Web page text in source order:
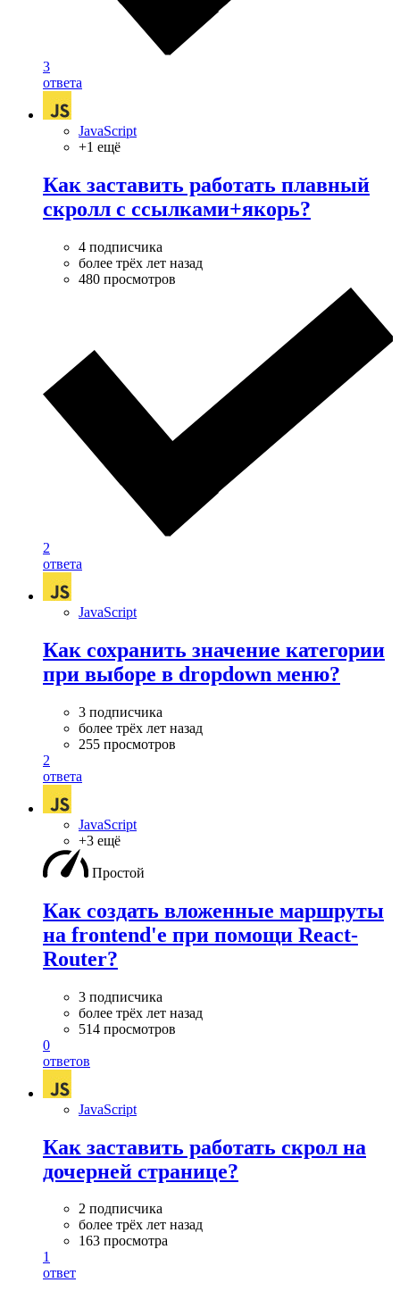
3
ответа
JavaScript
+1 ещё
Как заставить работать плавный
скролл с ссылками+якорь?
4 подписчика
более трёх лет назад
480 просмотров
2
ответа
JavaScript
Как сохранить значение категории
при выборе в dropdown меню?
3 подписчика
более трёх лет назад
255 просмотров
2
ответа
JavaScript
+3 ещё
Простой
Как создать вложенные маршруты
на frontend'е при помощи React-
Router?
3 подписчика
более трёх лет назад
514 просмотров
0
ответов
JavaScript
Как заставить работать скрол на
дочерней странице?
2 подписчика
более трёх лет назад
163 просмотра
1
ответ